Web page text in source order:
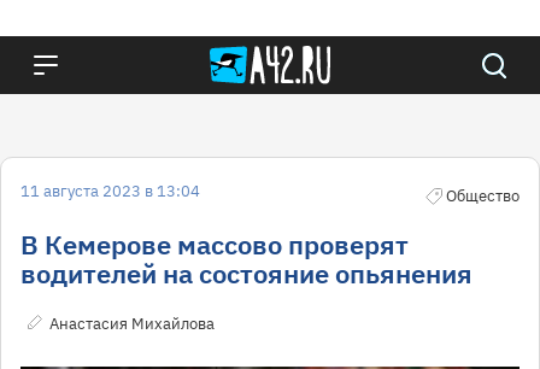
11 августа 2023 в 13:04 Общество
В Кемерове массово проверят
водителей на состояние опьянения
Анастасия Михайлова